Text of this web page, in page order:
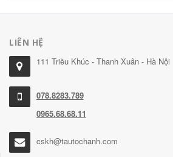
LIÊN HỆ
111 Triều Khúc - Thanh Xuân - Hà Nội
078.8283.789
0965.68.68.11
cskh@tautochanh.com